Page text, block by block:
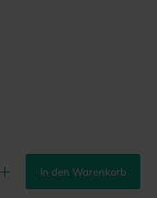
In den Warenkorb